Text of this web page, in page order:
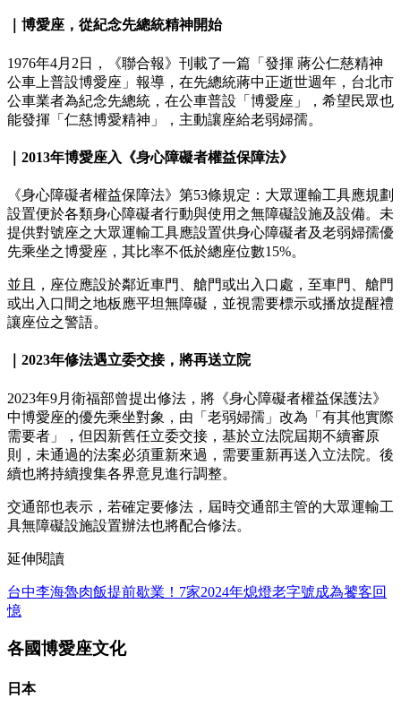
｜博愛座，從紀念先總統精神開始
1976年4月2日，《聯合報》刊載了一篇「發揮 蔣公仁慈精神
公車上普設博愛座」報導，在先總統蔣中正逝世週年，台北市
公車業者為紀念先總統，在公車普設「博愛座」，希望民眾也
能發揮「仁慈博愛精神」，主動讓座給老弱婦孺。
｜2013年博愛座入《身心障礙者權益保障法》
《身心障礙者權益保障法》第53條規定：大眾運輸工具應規劃
設置便於各類身心障礙者行動與使用之無障礙設施及設備。未
提供對號座之大眾運輸工具應設置供身心障礙者及老弱婦孺優
先乘坐之博愛座，其比率不低於總座位數15%。
並且，座位應設於鄰近車門、艙門或出入口處，至車門、艙門
或出入口間之地板應平坦無障礙，並視需要標示或播放提醒禮
讓座位之警語。
｜2023年修法遇立委交接，將再送立院
2023年9月衛福部曾提出修法，將《身心障礙者權益保護法》
中博愛座的優先乘坐對象，由「老弱婦孺」改為「有其他實際
需要者」，但因新舊任立委交接，基於立法院屆期不續審原
則，未通過的法案必須重新來過，需要重新再送入立法院。後
續也將持續搜集各界意見進行調整。
交通部也表示，若確定要修法，屆時交通部主管的大眾運輸工
具無障礙設施設置辦法也將配合修法。
延伸閱讀
台中李海魯肉飯提前歇業！7家2024年熄燈老字號成為饕客回
憶
各國博愛座文化
日本